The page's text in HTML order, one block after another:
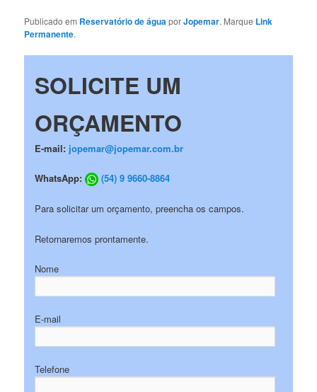
Publicado em Reservatório de águaporJopemar. Marque Link
Permanente.
SOLICITE UM
ORÇAMENTO
E-mail: jopemar@jopemar.com.br
WhatsApp: (54) 9 9660-8864
Para solicitar um orçamento, preencha os campos.
Retornaremos prontamente.
Nome
E-mail
Telefone